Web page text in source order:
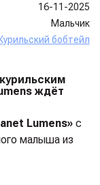
16-11-2025
Мальчик
Курильский бобтейл
ждёт
Lumens» с
малыша из